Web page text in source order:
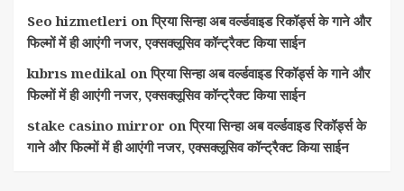
Seo hizmetleri onप्रिया सिन्हा अब वर्ल्डवाइड रिकॉर्ड्स के गाने और
फिल्मों में ही आएंगी नजर, एक्सक्लूसिव कॉन्ट्रैक्ट किया साईन
kıbrıs medikal onप्रिया सिन्हा अब वर्ल्डवाइड रिकॉर्ड्स के गाने और
फिल्मों में ही आएंगी नजर, एक्सक्लूसिव कॉन्ट्रैक्ट किया साईन
stake casino mirror onप्रिया सिन्हा अब वर्ल्डवाइड रिकॉर्ड्स के
गाने और फिल्मों में ही आएंगी नजर, एक्सक्लूसिव कॉन्ट्रैक्ट किया साईन